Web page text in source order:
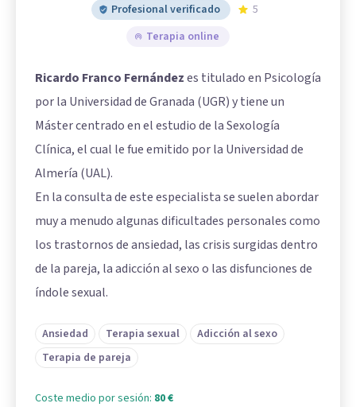
Profesional verificado
5
Terapia online
Ricardo Franco Fernándezes titulado en Psicología
por la Universidad de Granada (UGR) y tiene un
Máster centrado en el estudio de la Sexología
Clínica, el cual le fue emitido por la Universidad de
Almería (UAL).
En la consulta de este especialista se suelen abordar
muy a menudo algunas dificultades personales como
los trastornos de ansiedad, las crisis surgidas dentro
de la pareja, la adicción al sexo o las disfunciones de
índole sexual.
Ansiedad Terapia sexual
Adicción al sexo
Terapia de pareja
Coste medio por sesión: 80 €